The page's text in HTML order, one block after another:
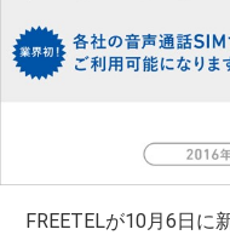
FREETELが10月6日に